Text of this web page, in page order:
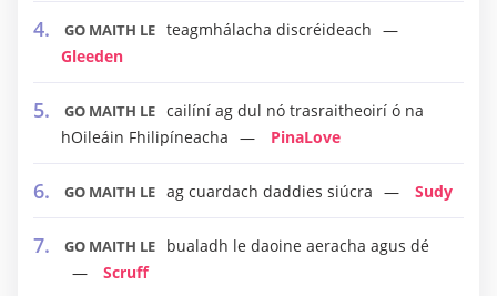
GO MAITH LE teagmhálacha discréideach
Gleeden
GO MAITH LE cailíní ag dul nó trasraitheoirí ó na
hOileáin Fhilipíneacha
PinaLove
GO MAITH LE ag cuardach daddies siúcra Sudy
GO MAITH LE
bualadh le daoine aeracha agus dé
Scruff